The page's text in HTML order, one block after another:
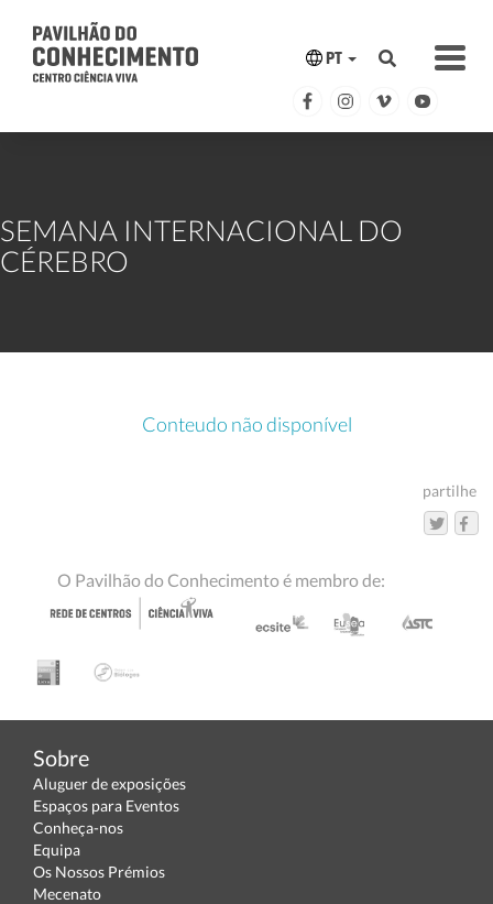
PT
SEMANA INTERNACIONAL DO
CÉREBRO
Conteudo não disponível
partilhe
O Pavilhão do Conhecimento é membro de:
Sobre
Aluguer de exposições
Espaços para Eventos
Conheça-nos
Equipa
Os Nossos Prémios
Mecenato